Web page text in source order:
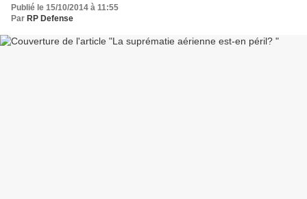
Publié le 15/10/2014 à 11:55
Par RP Defense